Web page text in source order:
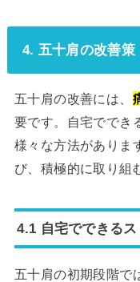
4. 五十肩の改善策
五十肩の改善には、
要です。自宅ででき
様々な方法がありま
び、積極的に取り組
4.1 自宅でできる
五十肩の初期段階で